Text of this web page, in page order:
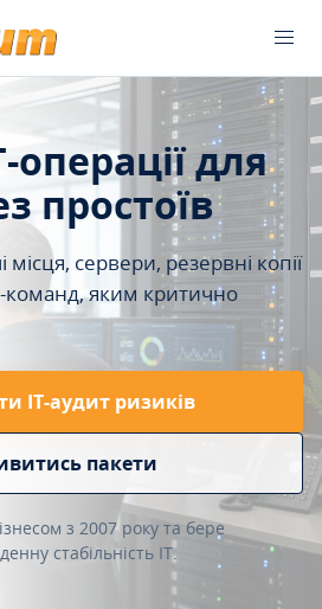
операції для
простоїв
сервери, резервні копії
команд, яким критично
ІТ-аудит ризиків
пакети
з 2007 року та бере
стабільність IT.